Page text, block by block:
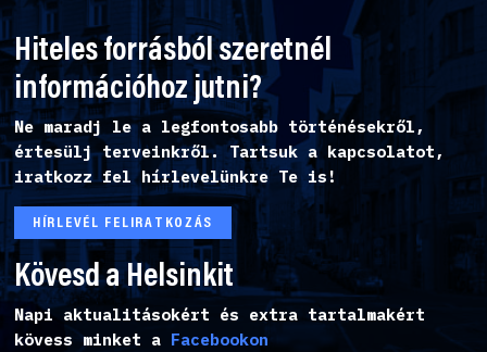
Hiteles forrásból szeretnél
információhoz jutni?
Ne maradj le a legfontosabb történésekről,
értesülj terveinkről. Tartsuk a kapcsolatot,
iratkozz fel hírlevelünkre Te is!
HÍRLEVÉL FELIRATKOZÁS
Kövesd a Helsinkit
Napi aktualitásokért és extra tartalmakért
kövess minket a Facebookon